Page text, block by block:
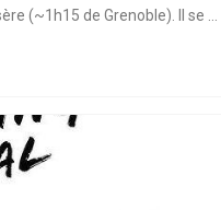
(~1h15 de Grenoble). Il se ...